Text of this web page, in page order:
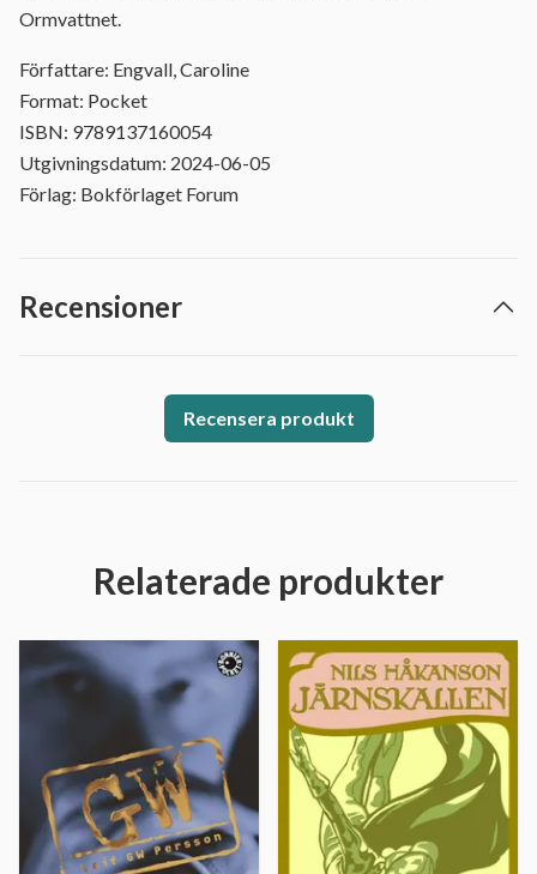
Ormvattnet.
Författare: Engvall, Caroline
Format: Pocket
ISBN: 9789137160054
Utgivningsdatum: 2024-06-05
Förlag: Bokförlaget Forum
Recensioner
Recensera produkt
Relaterade produkter